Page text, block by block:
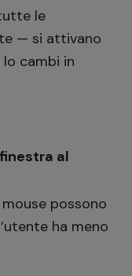
le
— si attivano
cambi in
al
possono
ha meno